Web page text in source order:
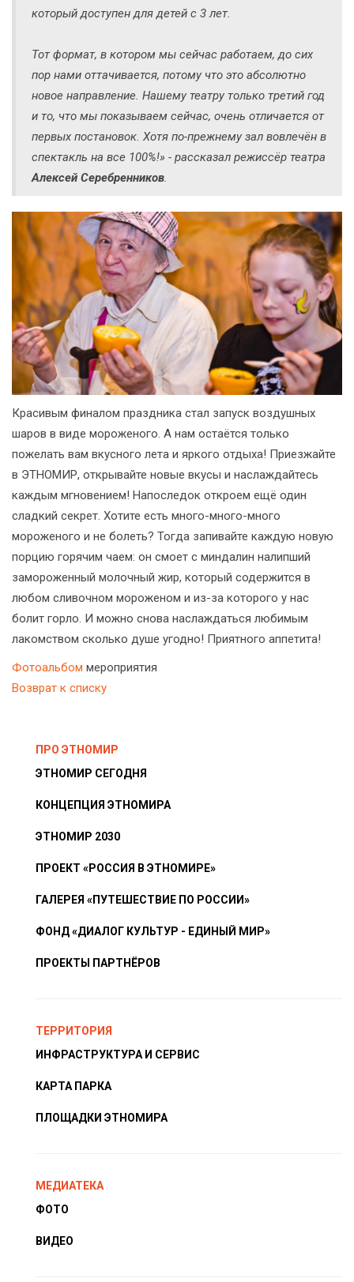
который доступен для детей с 3 лет.
Тот формат, в котором мы сейчас работаем, до сих
пор нами оттачивается, потому что это абсолютно
новое направление. Нашему театру только третий год
и то, что мы показываем сейчас, очень отличается от
первых постановок. Хотя по-прежнему зал вовлечён в
спектакль на все 100%!» - рассказал режиссёр театра
Алексей Серебренников.
Красивым финалом праздника стал запуск воздушных
шаров в виде мороженого. А нам остаётся только
пожелать вам вкусного лета и яркого отдыха! Приезжайте
в ЭТНОМИР, открывайте новые вкусы и наслаждайтесь
каждым мгновением! Напоследок откроем ещё один
сладкий секрет. Хотите есть много-много-много
мороженого и не болеть? Тогда запивайте каждую новую
порцию горячим чаем: он смоет с миндалин налипший
замороженный молочный жир, который содержится в
любом сливочном мороженом и из-за которого у нас
болит горло. И можно снова наслаждаться любимым
лакомством сколько душе угодно! Приятного аппетита!
Фотоальбом мероприятия
Возврат к списку
ПРО ЭТНОМИР
ЭТНОМИР СЕГОДНЯ
КОНЦЕПЦИЯ ЭТНОМИРА
ЭТНОМИР 2030
ПРОЕКТ «РОССИЯ В ЭТНОМИРЕ»
ГАЛЕРЕЯ «ПУТЕШЕСТВИЕ ПО РОССИИ»
ФОНД «ДИАЛОГ КУЛЬТУР - ЕДИНЫЙ МИР»
ПРОЕКТЫ ПАРТНЁРОВ
ТЕРРИТОРИЯ
ИНФРАСТРУКТУРА И СЕРВИС
КАРТА ПАРКА
ПЛОЩАДКИ ЭТНОМИРА
МЕДИАТЕКА
ФОТО
ВИДЕО